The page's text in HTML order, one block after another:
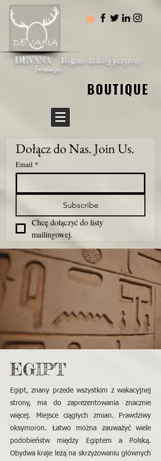
fundacja
DEVANA - Bogini dzikiej przyrody
BOUTIQUE
BOUTIQUE
Dołącz do Nas. Join Us.
Email *
Subscribe
Chcę dołączyć do listy
mailingowej.
EGIPT
Egipt, znany przede wszystkim z wakacyjnej
strony, ma do zaprezentowania znacznie
więcej. Miejsce ciągłych zmian. Prawdziwy
oksymoron. Łatwo można zauważyć wiele
podobieństw między Egiptem a Polską.
Obydwa kraje leżą na skrzyżowaniu głównych